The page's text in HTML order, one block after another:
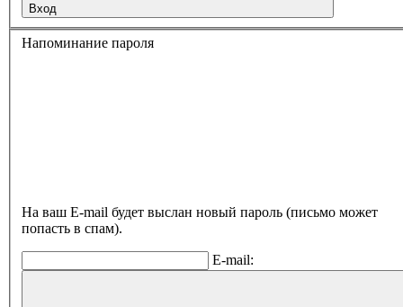
Вход
Напоминание пароля
На ваш E-mail будет выслан новый пароль (письмо может
попасть в спам).
E-mail: